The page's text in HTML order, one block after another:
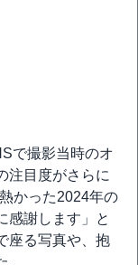
で撮影当時のオ
注目度がさらに
かった2024年の
感謝します」と
座る写真や、抱